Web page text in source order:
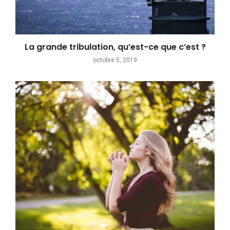
La grande tribulation, qu’est-ce que c’est ?
octobre 5, 2019